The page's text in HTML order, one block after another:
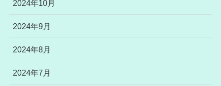
2024年10月
2024年9月
2024年8月
2024年7月